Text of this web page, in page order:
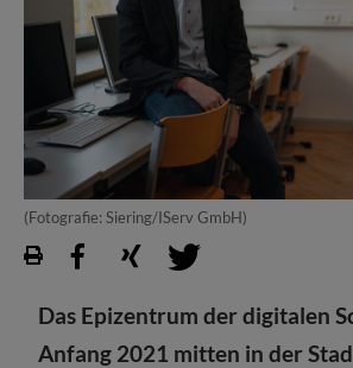
(Fotografie: Siering/IServ GmbH)
Das Epizentrum der digitalen
Anfang 2021 mitten in der